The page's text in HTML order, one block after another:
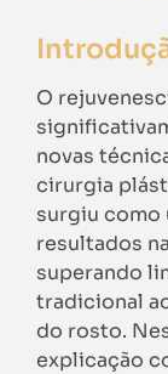
O
novas
cirurgia
surgiu como
resultados
superando
tradicional
do rosto.
explicação